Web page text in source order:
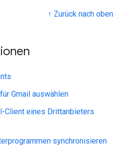
↑ Zurück nach oben
Gmail auswählen
Client eines Drittanbieters
synchronisieren